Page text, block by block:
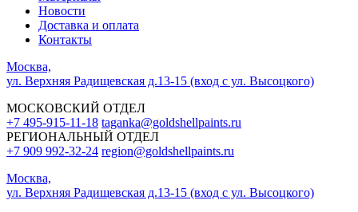
Новости
Доставка и оплата
Контакты
Москва,
ул. Верхняя Радищевская д.13-15 (вход с ул. Высоцкого)
МОСКОВСКИЙ ОТДЕЛ
+7 495-915-11-18 taganka@goldshellpaints.ru
РЕГИОНАЛЬНЫЙ ОТДЕЛ
+7 909 992-32-24‬ region@goldshellpaints.ru
Москва,
ул. Верхняя Радищевская д.13-15 (вход с ул. Высоцкого)